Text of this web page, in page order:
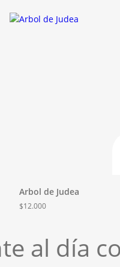
Arbol de Judea
$12.000
al día